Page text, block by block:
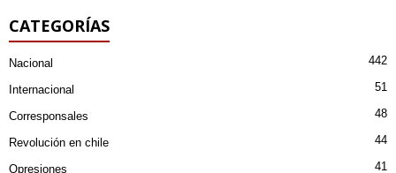
CATEGORÍAS
Nacional 442
Internacional 51
Corresponsales 48
Revolución en chile 44
Opresiones 41